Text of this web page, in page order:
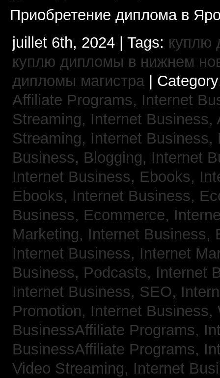
Приобретение диплома в
juillet 6th, 2024 | Tags: куплю
куплю дипломы в нижнем
дипломы магистра|
Affiliate Programs, Internet
Streaming, Internet Business,
Streaming, Internet
Business, Blogging, Internet
Internet Business, Ebooks,
Ebooks, Internet Business,
Business, Ecommerce,
Marketing, Internet Business,
Internet Business, Internet
Business, Podcasts, Internet
Internet Business, SEO,
Promotion, Internet
BusinessAffiliate Programs,
BusinessAffiliate Programs,
Video Streaming, Internet